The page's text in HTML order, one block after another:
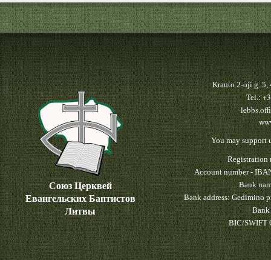
Союз Церквей
Евангельских Баптистов
Литвы
Kranto 2-oji g. 5,
Tel.:
You may support
Registration
Account number -
Bank
Bank address: Gedimino
Bank
BIC/SWIFT